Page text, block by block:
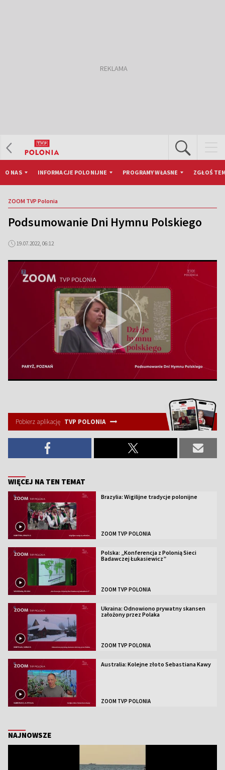
O NAS INFORMACJE POLONIJNE PROGRAMY WŁASNE ZGŁOŚ
ZOOM TVP Polonia
Podsumowanie Dni Hymnu Polskiego
19.07.2022, 06:12
Pobierz aplikację TVP POLONIA
WIĘCEJ NA TEN TEMAT
Brazylia: Wigilijne tradycje polonijne
ZOOM TVP POLONIA
Polska: „Konferencja z Polonią Sieci
Badawczej Łukasiewicz”
ZOOM TVP POLONIA
Ukraina: Odnowiono prywatny skansen
założony przez Polaka
ZOOM TVP POLONIA
Australia: Kolejne złoto Sebastiana Kawy
ZOOM TVP POLONIA
NAJNOWSZE